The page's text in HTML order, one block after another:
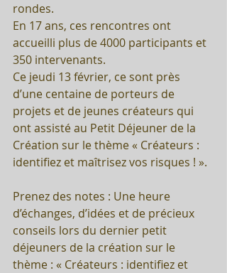
rondes.
En 17 ans, ces rencontres ont
accueilli plus de 4000 participants et
350 intervenants.
Ce jeudi 13 février, ce sont près
d’une centaine de porteurs de
projets et de jeunes créateurs qui
ont assisté au Petit Déjeuner de la
Création sur le thème « Créateurs :
identifiez et maîtrisez vos risques ! ».
Prenez des notes : Une heure
d’échanges, d’idées et de précieux
conseils lors du dernier petit
déjeuners de la création sur le
thème : « Créateurs : identifiez et